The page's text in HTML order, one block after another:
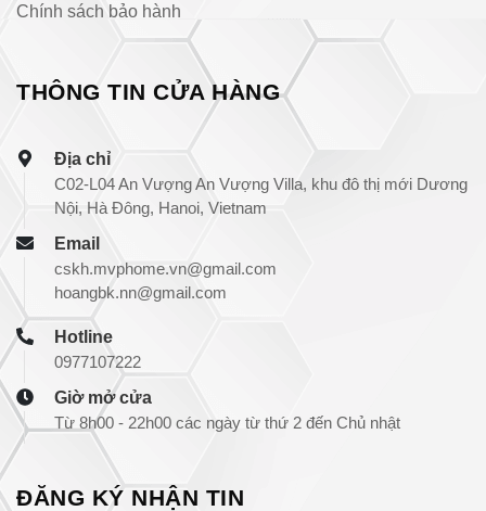
Chính sách bảo hành
THÔNG TIN CỬA HÀNG
Địa chỉ
C02-L04 An Vượng An Vượng Villa, khu đô thị mới Dương
Nội, Hà Đông, Hanoi, Vietnam
Email
cskh.mvphome.vn@gmail.com
hoangbk.nn@gmail.com
Hotline
0977107222
Giờ mở cửa
Từ 8h00 - 22h00 các ngày từ thứ 2 đến Chủ nhật
ĐĂNG KÝ NHẬN TIN